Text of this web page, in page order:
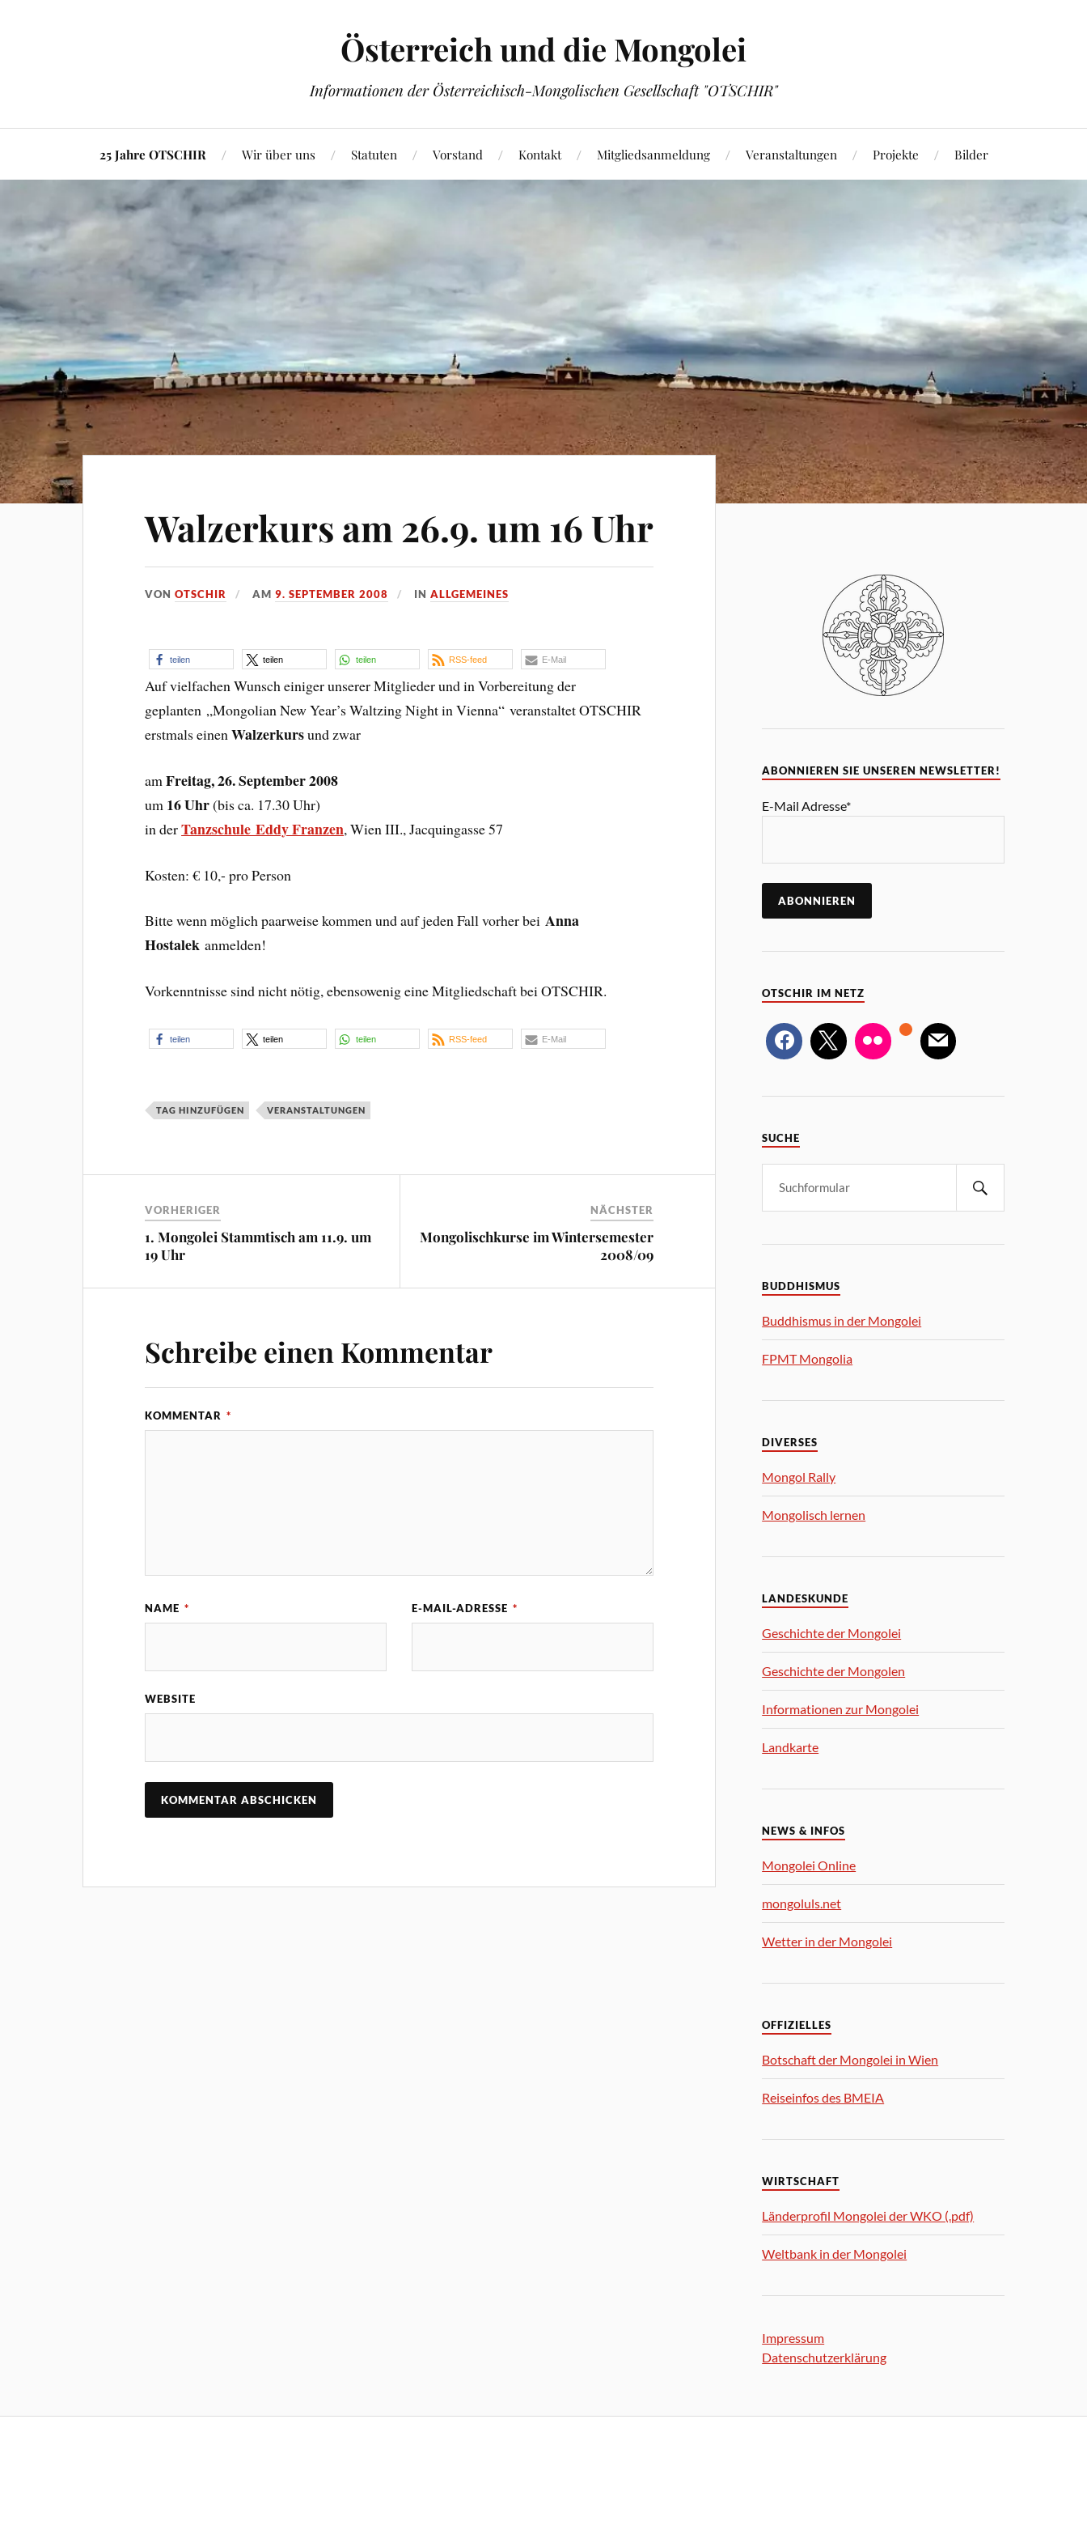
Österreich und die Mongolei
Informationen der Österreichisch-Mongolischen Gesellschaft "OTSCHIR"
25 Jahre OTSCHIR Wir über uns Statuten Vorstand Kontakt Mitgliedsanmeldung Veranstaltungen Projekte Bilder
Walzerkurs am 26.9. um 16 Uhr
VONOTSCHIR AM9. SEPTEMBER 2008 INALLGEMEINES
teilen teilen teilen RSS-feed E-Mail
Auf vielfachen Wunsch einiger unserer Mitglieder und in Vorbereitung der
geplanten „Mongolian New Year’s Waltzing Night in Vienna“ veranstaltet OTSCHIR
erstmals einenWalzerkursund zwar
amFreitag, 26. September 2008
um 16 Uhr(bis ca. 17.30 Uhr)
in derTanzschule Eddy Franzen, Wien III., Jacquingasse 57
Kosten: € 10,- pro Person
Bitte wenn möglich paarweise kommen und auf jeden Fall vorher bei Anna
Hostalekanmelden!
Vorkenntnisse sind nicht nötig, ebensowenig eine Mitgliedschaft bei OTSCHIR.
teilen teilen teilen RSS-feed E-Mail
TAG HINZUFÜGEN VERANSTALTUNGEN
VORHERIGER
1. Mongolei Stammtisch am 11.9. um
19 Uhr
NÄCHSTER
Mongolischkurse im Wintersemester
2008/09
Schreibe einen Kommentar
KOMMENTAR *
NAME * E-MAIL-ADRESSE *
WEBSITE
ABONNIEREN SIE UNSEREN NEWSLETTER!
E-Mail Adresse*
OTSCHIR IM NETZ
SUCHE
BUDDHISMUS
Buddhismus in der Mongolei
FPMT Mongolia
DIVERSES
Mongol Rally
Mongolisch lernen
LANDESKUNDE
Geschichte der Mongolei
Geschichte der Mongolen
Informationen zur Mongolei
Landkarte
NEWS & INFOS
Mongolei Online
mongoluls.net
Wetter in der Mongolei
OFFIZIELLES
Botschaft der Mongolei in Wien
Reiseinfos des BMEIA
WIRTSCHAFT
Länderprofil Mongolei der WKO (.pdf)
Weltbank in der Mongolei
Impressum
Datenschutzerklärung